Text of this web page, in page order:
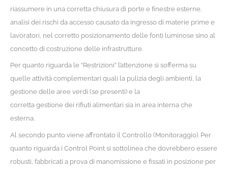
riassumere in una corretta chiusura di porte e finestre esterne,
analisi dei rischi da accesso causato da ingresso di materie prime e
lavoratori, nel corretto posizionamento delle fonti luminose sino al
concetto di costruzione delle infrastrutture.
Per quanto riguarda le “Restrizioni” l’attenzione si sofferma su
quelle attività complementari quali la pulizia degli ambienti, la
gestione delle aree verdi (se presenti) e la
corretta gestione dei rifiuti alimentari sia in area interna che
esterna.
Al secondo punto viene affrontato il Controllo (Monitoraggio). Per
quanto riguarda i Control Point si sottolinea che dovrebbero essere
robusti, fabbricati a prova di manomissione e fissati in posizione per